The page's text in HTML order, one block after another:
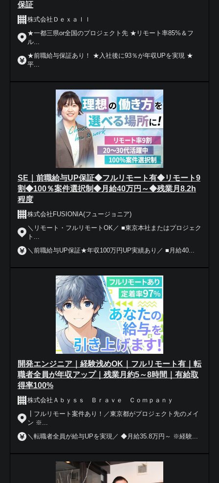
保証
株式会社Ｄｅｘａｌｌ
★一都三県or全国のプロジェクト先 ★リモート率85%＆フ
ル...
★前職給与保証あり！ ★入社後に93％が年収UPを実現 ★
平...
SE｜前職給与UP保証◆フルリモート有◆リモート9
割◆100％案件選択制◆月給40万円～◆残業月8.2h
程度
株式会社FUSIONIA(フュージョニア)
＼リモート・フルリモートOK／ ■東京本社またはプロジェク
ト...
＼前職給与UP保証★年収100万円UP実績あり／ ■月給40...
開発エンジニア｜経験浅めOK｜フルリモート有｜転
職者全員が年収アップ｜残業月約5～8時間｜有給取
得率100%
株式会社Ａｂｙｓｓ Ｂｒａｖｅ Ｃｏｍｐａｎｙ
┃フルリモート案件あり！／東京都がプロジェクト先のメイ
ン ※...
＼転職者全員が給与UPを実現／ ◆月給35.8万円～ ※経験...